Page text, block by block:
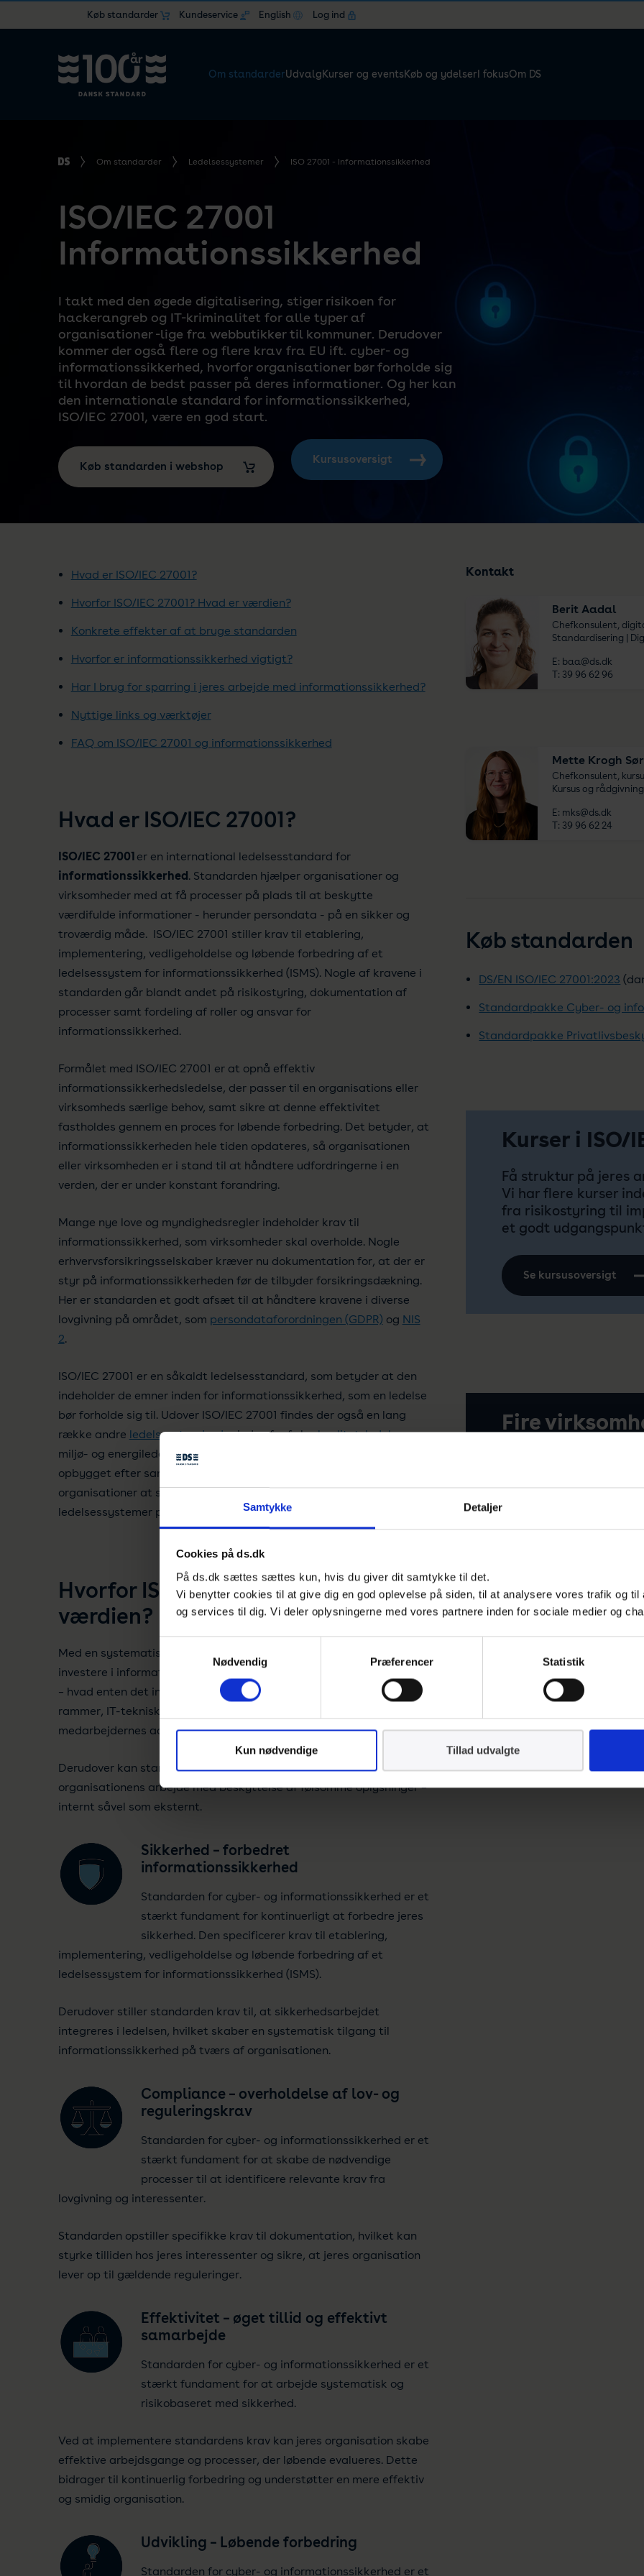
Samtykke Detaljer
Cookies på ds.dk
På ds.dk sættes sættes kun, hvis du giver dit samtykke til det.
Vi benytter cookies til at give dig en god oplevelse på siden, til at analysere vores trafik og
og services til dig. Vi deler oplysningerne med vores partnere inden for sociale medier og
Nødvendig
Præferencer Statistik
Kun nødvendige Tillad udvalgte
Køb standarder Kundeservice English Log ind
Om standarderUdvalgKurser og eventsKøb og ydelser I fokusOm DS
Om standarder Ledelsessystemer ISO 27001 - Informationssikkerhed
ISO/IEC 27001
Informationssikkerhed
I takt med den øgede digitalisering, stiger risikoen for
hackerangreb og IT-kriminalitet for alle typer af
organisationer -lige fra webbutikker til kommuner. Derudover
kommer der også flere og flere krav fra EU ift. cyber- og
informationssikkerhed, hvorfor organisationer bør forholde sig
til hvordan de bedst passer på deres informationer. Og her kan
den internationale standard for informationssikkerhed,
ISO/IEC 27001, være en god start.
Køb standarden i webshop
Kursusoversigt
Hvad er ISO/IEC 27001?
Hvorfor ISO/IEC 27001? Hvad er værdien?
Konkrete effekter af at bruge standarden
Hvorfor er informationssikkerhed vigtigt?
Har I brug for sparring i jeres arbejde med informationssikkerhed?
Nyttige links og værktøjer
FAQ om ISO/IEC 27001 og informationssikkerhed
Hvad er ISO/IEC 27001?
ISO/IEC 27001 er en international ledelsesstandard for
informationssikkerhed. Standarden hjælper organisationer og
virksomheder med at få processer på plads til at beskytte
værdifulde informationer - herunder persondata - på en sikker og
troværdig måde. ISO/IEC 27001 stiller krav til etablering,
implementering, vedligeholdelse og løbende forbedring af et
ledelsessystem for informationssikkerhed (ISMS). Nogle af kravene i
standarden går blandt andet på risikostyring, dokumentation af
processer samt fordeling af roller og ansvar for
informationssikkerhed.
Formålet med ISO/IEC 27001 er at opnå effektiv
informationssikkerhedsledelse, der passer til en organisations eller
virksomheds særlige behov, samt sikre at denne effektivitet
fastholdes gennem en proces for løbende forbedring. Det betyder, at
informationssikkerheden hele tiden opdateres, så organisationen
eller virksomheden er i stand til at håndtere udfordringerne i en
verden, der er under konstant forandring.
Mange nye love og myndighedsregler indeholder krav til
informationssikkerhed, som virksomheder skal overholde. Nogle
erhvervsforsikringsselskaber kræver nu dokumentation for, at der er
styr på informationssikkerheden før de tilbyder forsikringsdækning.
Her er standarden et godt afsæt til at håndtere kravene i diverse
lovgivning på området, som persondataforordningen (GDPR) og NIS
2.
ISO/IEC 27001 er en såkaldt ledelsesstandard, som betyder at den
indeholder de emner inden for informationssikkerhed, som en ledelse
bør forholde sig til. Udover ISO/IEC 27001 findes der også en lang
række andre ledelsesstandarderinden for f.eks.kvalitetsledelse,
miljø- og energiledelse. Alle ledelsessystemstandarderne er
opbygget efter samme skabelon, som gør det nemt for
organisationer at systematisere deres processer og anvende flere
ledelsessystemer parallelt.
Hvorfor ISO/IEC 27001? Hvad er
værdien?
Med en systematisk tilgang til styring af risici, kan organisationen
investere i informationssikkerhed, hvor det giver størst muligt afkast
– hvad enten det indebærer beskyttelse af organisationens fysiske
rammer, IT-tekniske foranstaltninger eller en ændring af
medarbejdernes adfærd.
Derudover kan standarden anvendes til at dokumentere
organisationens arbejde med beskyttelse af følsomme oplysninger –
internt såvel som eksternt.
Sikkerhed – forbedret
informationssikkerhed
Standarden for cyber- og informationssikkerhed er et
stærkt fundament for kontinuerligt at forbedre jeres
sikkerhed. Den specificerer krav til etablering,
implementering, vedligeholdelse og løbende forbedring af et
ledelsessystem for informationssikkerhed (ISMS).
Derudover stiller standarden krav til, at sikkerhedsarbejdet
integreres i ledelsen, hvilket skaber en systematisk tilgang til
informationssikkerhed på tværs af organisationen.
Compliance – overholdelse af lov- og
reguleringskrav
Standarden for cyber- og informationssikkerhed er et
stærkt fundament for at skabe de nødvendige
processer til at identificere relevante krav fra
lovgivning og interessenter.
Standarden opstiller specifikke krav til dokumentation, hvilket kan
styrke tilliden hos jeres interessenter og sikre, at jeres organisation
lever op til gældende reguleringer.
Effektivitet – øget tillid og effektivt
samarbejde
Standarden for cyber- og informationssikkerhed er et
stærkt fundament for at arbejde systematisk og
risikobaseret med sikkerhed.
Ved at implementere standardens krav kan jeres organisation skabe
effektive arbejdsgange og processer, der løbende evalueres. Dette
bidrager til kontinuerlig forbedring og understøtter en mere effektiv
og smidig organisation.
Udvikling – Løbende forbedring
Standarden for cyber- og informationssikkerhed er et
Kontakt
Berit Aadal
Chefkonsulent,
Standardisering |
E: baa@ds.dk
T: 39 96 62 96
Mette Krogh
Chefkonsulent,
Kursus og rådgivning
E: mks@ds.dk
T: 39 96 62 24
Køb standarden
DS/EN ISO/IEC 27001:2023
Standardpakke Cyber- og
Standardpakke
Kurser i ISO/
Få struktur på jeres
Vi har flere kurser
fra risikostyring til
et godt
Se kursusoversigt
Fire
Gennem Q&A's får
forskellige
Læs mere